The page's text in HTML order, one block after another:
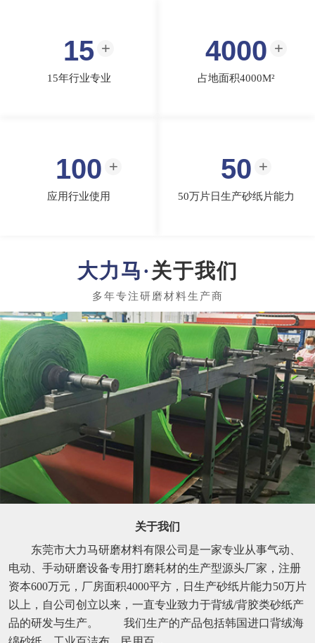
15
15年行业专业
4000
占地面积4000M²
100
应用行业使用
50
50万片日生产砂纸片能力
关于我们
关于我们
东莞市大力马研磨材料有限公司是一家专业从事气动、
电动、手动研磨设备专用打磨耗材的生产型源头厂家，注册
资本600万元，厂房面积4000平方，日生产砂纸片能力50万片
以上，自公司创立以来，一直专业致力于背绒/背胶类砂纸产
品的研发与生产。 我们生产的产品包括韩国进口背绒海